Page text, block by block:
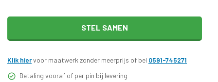
STEL SAMEN
Klik hiervoor maatwerk zonder meerprijs of bel 0591-745271
Betaling vooraf of per pin bij levering